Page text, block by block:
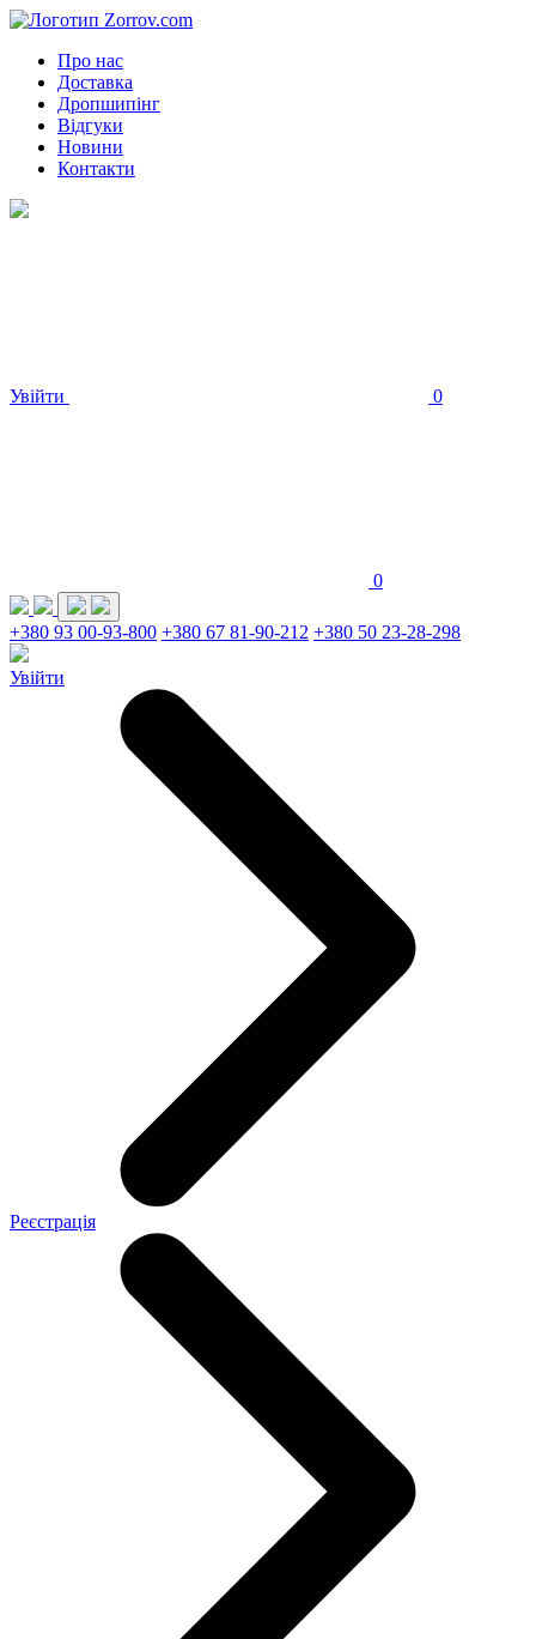
Про нас
Доставка
Дропшипінг
Відгуки
Новини
Контакти
Увійти 0
0
+380 93 00-93-800 +380 67 81-90-212 +380 50 23-28-298
Увійти
Реєстрація